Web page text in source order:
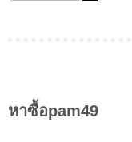
หาซื้อpam49